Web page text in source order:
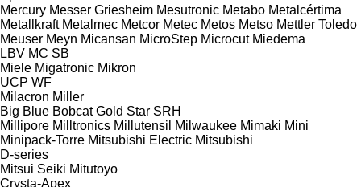
Mercury Messer Griesheim Mesutronic Metabo Metalcértima
Metallkraft Metalmec Metcor Metec Metos Metso Mettler Toledo
Meuser Meyn Micansan MicroStep Microcut Miedema
LBV MC SB
Miele Migatronic Mikron
UCP WF
Milacron Miller
Big Blue Bobcat Gold Star SRH
Millipore Milltronics Millutensil Milwaukee Mimaki Mini
Minipack-Torre Mitsubishi Electric Mitsubishi
D-series
Mitsui Seiki Mitutoyo
Crysta-Apex